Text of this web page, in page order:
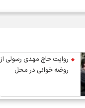
روایت حاج مهدی رسولی از
روضه خوانی در محل